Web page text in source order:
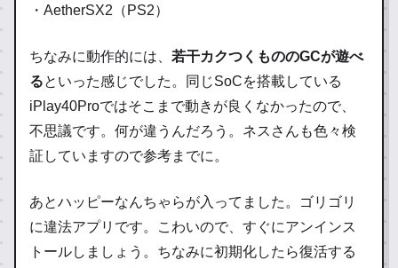
・AetherSX2（PS2）
ちなみに動作的には、 若干カクつくもののGCが遊べ
るといった感じでした。同じSoCを搭載している
iPlay40Proではそこまで動きが良くなかったので、
不思議です。何が違うんだろう。ネスさんも色々検
証していますので参考までに。
あとハッピーなんちゃらが入ってました。ゴリゴリ
に違法アプリです。こわいので、すぐにアンインス
トールしましょう。ちなみに初期化したら復活する